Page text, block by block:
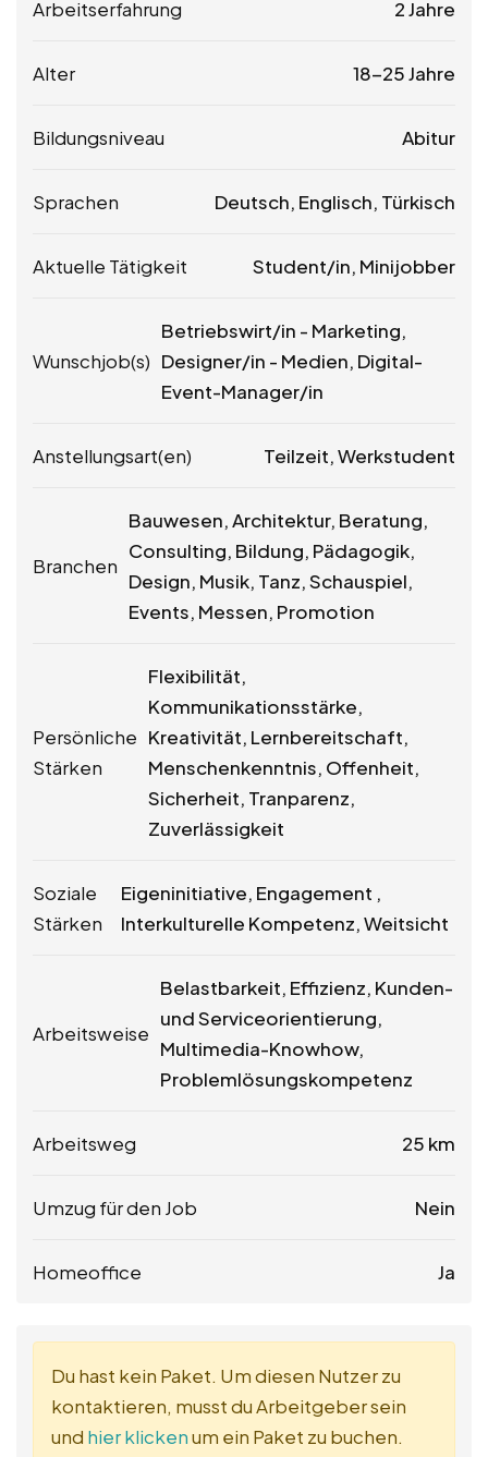
Arbeitserfahrung 2 Jahre
Alter 18-25 Jahre
Bildungsniveau Abitur
Sprachen Deutsch, Englisch, Türkisch
Aktuelle Tätigkeit Student/in, Minijobber
Wunschjob(s)
Betriebswirt/in - Marketing,
Designer/in - Medien, Digital-
Event-Manager/in
Anstellungsart(en) Teilzeit, Werkstudent
Branchen
Bauwesen, Architektur, Beratung,
Consulting, Bildung, Pädagogik,
Design, Musik, Tanz, Schauspiel,
Events, Messen, Promotion
Persönliche
Stärken
Flexibilität,
Kommunikationsstärke,
Kreativität, Lernbereitschaft,
Menschenkenntnis, Offenheit,
Sicherheit, Tranparenz,
Zuverlässigkeit
Soziale
Stärken
Eigeninitiative, Engagement ,
Interkulturelle Kompetenz, Weitsicht
Arbeitsweise
Belastbarkeit, Effizienz, Kunden-
und Serviceorientierung,
Multimedia-Knowhow,
Problemlösungskompetenz
Arbeitsweg 25 km
Umzug für den Job Nein
Homeoffice Ja
Du hast kein Paket. Um diesen Nutzer zu
kontaktieren, musst du Arbeitgeber sein
und hier klickenum ein Paket zu buchen.